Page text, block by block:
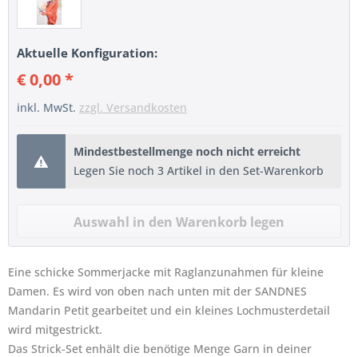
Aktuelle Konfiguration:
€ 0,00 *
inkl. MwSt. zzgl. Versandkosten
Mindestbestellmenge noch nicht erreicht
Legen Sie noch 3 Artikel in den Set-Warenkorb
Eine schicke Sommerjacke mit Raglanzunahmen für kleine
Damen. Es wird von oben nach unten mit der SANDNES
Mandarin Petit gearbeitet und ein kleines Lochmusterdetail
wird mitgestrickt.
Das Strick-Set enhält die benötige Menge Garn in deiner